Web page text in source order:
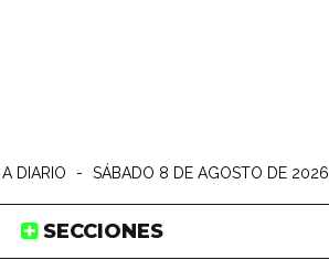
DIARIO - SÁBADO 8 DE AGOSTO DE 2026
SECCIONES